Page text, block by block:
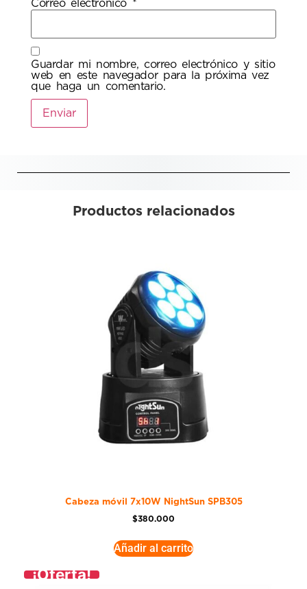
Correo electrónico *
Guardar mi nombre, correo electrónico y sitio
web en este navegador para la próxima vez
que haga un comentario.
Productos relacionados
Cabeza móvil 7x10W NightSun SPB305
$380.000
Añadir al carrito
¡Oferta!